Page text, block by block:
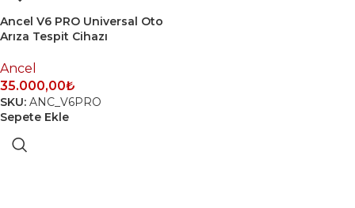
Ancel V6 PRO Universal Oto
Arıza Tespit Cihazı
Ancel
35.000,00₺
SKU: ANC_V6PRO
Sepete Ekle